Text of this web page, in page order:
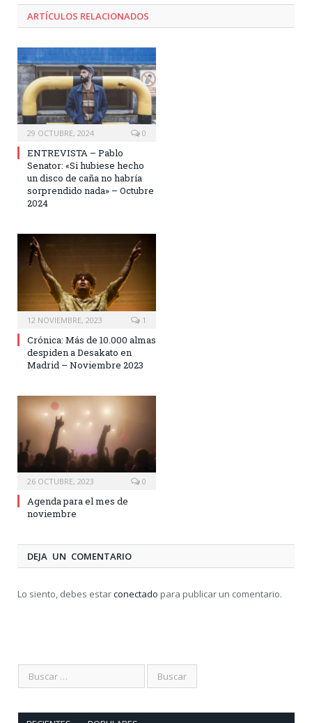
ARTÍCULOS RELACIONADOS
29 OCTUBRE, 2024 0
ENTREVISTA – Pablo
Senator: «Si hubiese hecho
un disco de caña no habría
sorprendido nada» – Octubre
2024
12 NOVIEMBRE, 2023 1
Crónica: Más de 10.000 almas
despiden a Desakato en
Madrid – Noviembre 2023
26 OCTUBRE, 2023 0
Agenda para el mes de
noviembre
DEJA UN COMENTARIO
Lo siento, debes estarconectado para publicar un comentario.